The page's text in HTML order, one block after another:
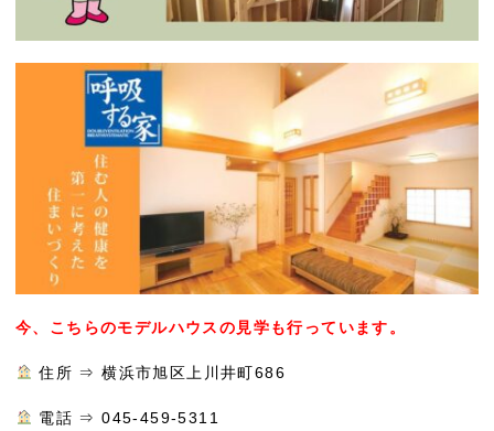
今、こちらのモデルハウスの見学も行っています。
住所 ⇒ 横浜市旭区上川井町686
電話 ⇒ 045-459-5311